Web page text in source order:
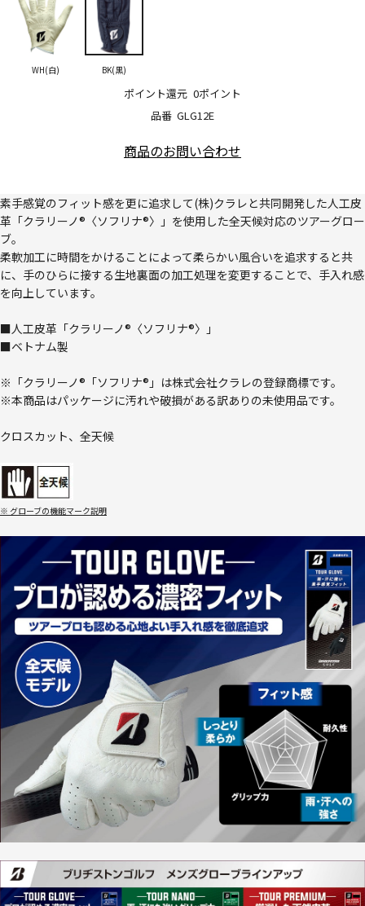
品番 GLG12E
ポイント還元 0ポイント
WH(白) BK(黒)
商品のお問い合わせ
素手感覚のフィット感を更に追求して(株)クラレと共同開発した人工皮
革「クラリーノ®〈ソフリナ®〉」を使用した全天候対応のツアーグロー
ブ。
柔軟加工に時間をかけることによって柔らかい風合いを追求すると共
に、手のひらに接する生地裏面の加工処理を変更することで、手入れ感
を向上しています。
■人工皮革「クラリーノ®〈ソフリナ®〉」
■ベトナム製
※「クラリーノ®「ソフリナ®」は株式会社クラレの登録商標です。
※本商品はパッケージに汚れや破損がある訳ありの未使用品です。
クロスカット、全天候
※ グローブの機能マーク説明